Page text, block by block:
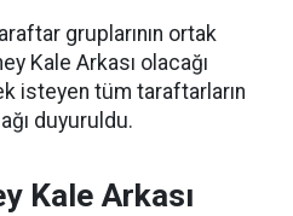
gruplarının ortak
Kale Arkası olacağı
isteyen tüm taraftarların
duyuruldu.
Kale Arkası